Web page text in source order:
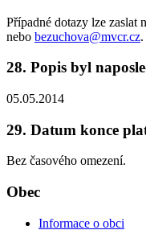
Případné dotazy lze zaslat
nebo bezuchova@mvcr.cz.
28. Popis byl
05.05.2014
29. Datum konce
Bez časového omezení.
Obec
Informace o obci